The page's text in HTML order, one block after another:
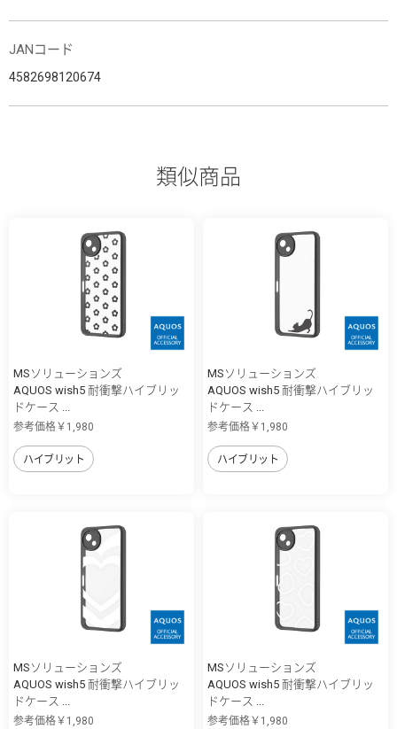
JANコード
4582698120674
類似商品
MSソリューションズ
AQUOS wish5 耐衝撃ハイブリッ
ドケース ...
参考価格￥1,980
ハイブリット
MSソリューションズ
AQUOS wish5 耐衝撃ハイブリッ
ドケース ...
参考価格￥1,980
ハイブリット
MSソリューションズ
AQUOS wish5 耐衝撃ハイブリッ
ドケース ...
参考価格￥1,980
MSソリューションズ
AQUOS wish5 耐衝撃ハイブリッ
ドケース ...
参考価格￥1,980